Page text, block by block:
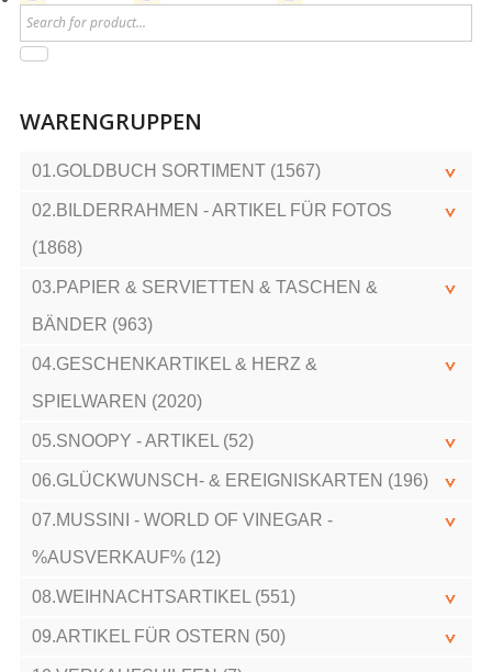
WARENGRUPPEN
01.GOLDBUCH SORTIMENT (1567)
02.BILDERRAHMEN - ARTIKEL FÜR FOTOS
(1868)
03.PAPIER & SERVIETTEN & TASCHEN &
BÄNDER (963)
04.GESCHENKARTIKEL & HERZ &
SPIELWAREN (2020)
05.SNOOPY - ARTIKEL (52)
06.GLÜCKWUNSCH- & EREIGNISKARTEN (196)
07.MUSSINI - WORLD OF VINEGAR -
%AUSVERKAUF% (12)
08.WEIHNACHTSARTIKEL (551)
09.ARTIKEL FÜR OSTERN (50)